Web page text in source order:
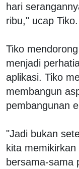
hari
ribu," ucap Tiko.
Tiko
menjadi
aplikasi. Tiko
membangun
pembangunan
"Jadi bukan
kita
bersama-sama